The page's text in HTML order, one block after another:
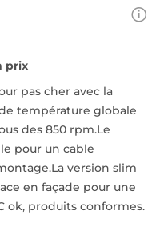
prix
pas cher avec la
température globale
des 850 rpm.Le
pour un cable
version slim
en façade pour une
ok, produits conformes.